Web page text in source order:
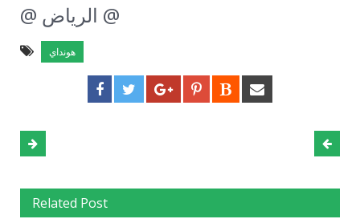
@ الرياض @
هونداي
Related Post